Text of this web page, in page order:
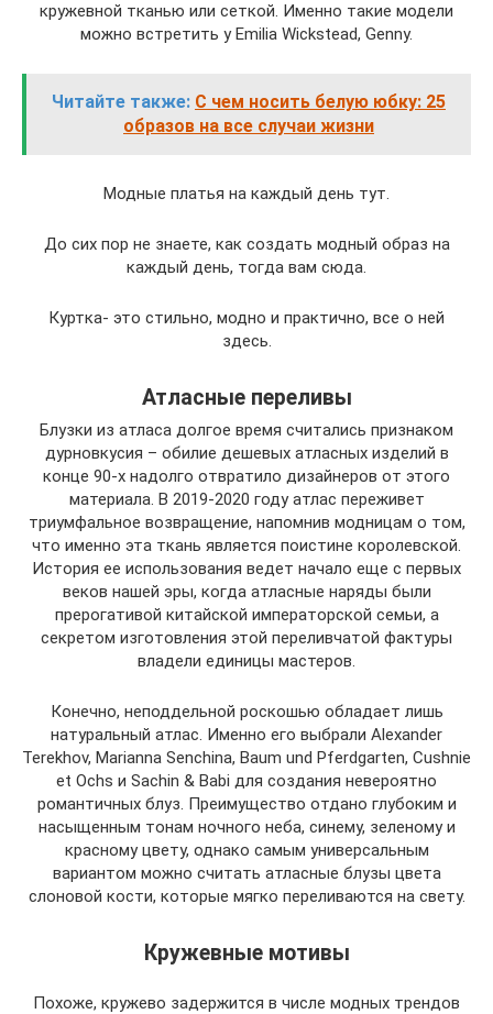
кружевной тканью или сеткой. Именно такие модели
можно встретить у Emilia Wickstead, Genny.
Читайте также: С чем носить белую юбку: 25
образов на все случаи жизни
Модные платья на каждый день тут.
До сих пор не знаете, как создать модный образ на
каждый день, тогда вам сюда.
Куртка- это стильно, модно и практично, все о ней
здесь.
Атласные переливы
Блузки из атласа долгое время считались признаком
дурновкусия – обилие дешевых атласных изделий в
конце 90-х надолго отвратило дизайнеров от этого
материала. В 2019-2020 году атлас переживет
триумфальное возвращение, напомнив модницам о том,
что именно эта ткань является поистине королевской.
История ее использования ведет начало еще с первых
веков нашей эры, когда атласные наряды были
прерогативой китайской императорской семьи, а
секретом изготовления этой переливчатой фактуры
владели единицы мастеров.
Конечно, неподдельной роскошью обладает лишь
натуральный атлас. Именно его выбрали Alexander
Terekhov, Marianna Senchina, Baum und Pferdgarten, Cushnie
et Ochs и Sachin & Babi для создания невероятно
романтичных блуз. Преимущество отдано глубоким и
насыщенным тонам ночного неба, синему, зеленому и
красному цвету, однако самым универсальным
вариантом можно считать атласные блузы цвета
слоновой кости, которые мягко переливаются на свету.
Кружевные мотивы
Похоже, кружево задержится в числе модных трендов